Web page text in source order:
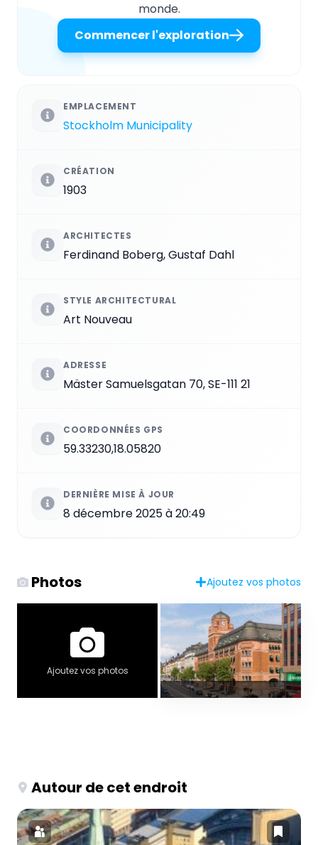
monde.
Commencer l'exploration
EMPLACEMENT
Stockholm Municipality
CRÉATION
1903
ARCHITECTES
Ferdinand Boberg, Gustaf Dahl
STYLE ARCHITECTURAL
Art Nouveau
ADRESSE
Mäster Samuelsgatan 70, SE-111 21
COORDONNÉES GPS
59.33230,18.05820
DERNIÈRE MISE À JOUR
8 décembre 2025 à 20:49
Photos Ajoutez vos photos
Ajoutez vos photos
Autour de cet endroit